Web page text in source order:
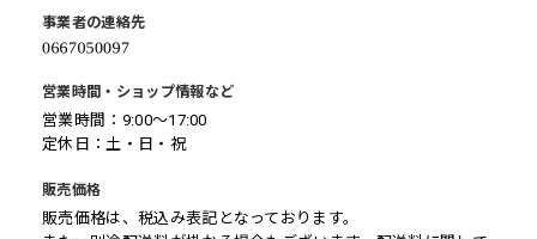
事業者の連絡先
営業時間・ショップ情報など
営業時間：9:00～17:00
定休日：土・日・祝
販売価格
販売価格は、税込み表記となっております。